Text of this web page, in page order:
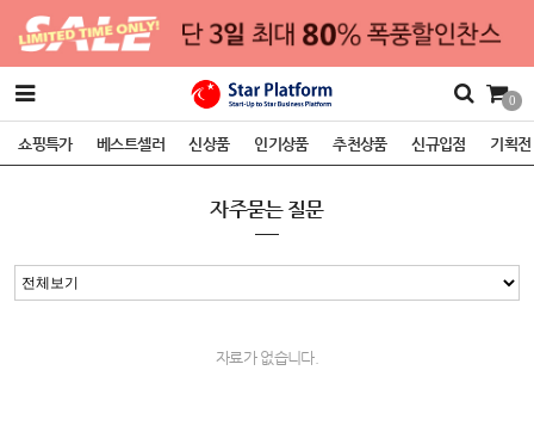
0
쇼핑특가 베스트셀러 신상품 인기상품 추천상품 신규입점 기획전
자주묻는 질문
자료가 없습니다.